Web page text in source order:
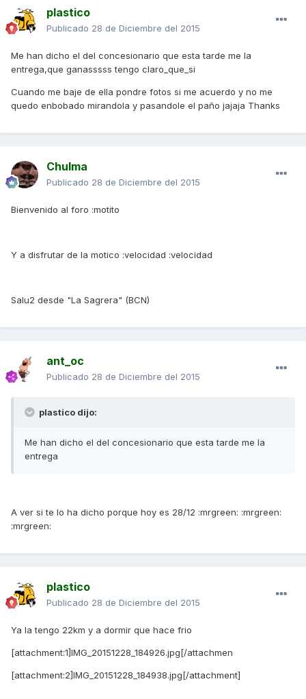
plastico
Publicado 28 de Diciembre del 2015
Me han dicho el del concesionario que esta tarde me la
entrega,que ganasssss tengo claro_que_si
Cuando me baje de ella pondre fotos si me acuerdo y no me
quedo enbobado mirandola y pasandole el paño jajaja Thanks
Chulma
Publicado 28 de Diciembre del 2015
Bienvenido al foro :motito
Y a disfrutar de la motico :velocidad :velocidad
Salu2 desde "La Sagrera" (BCN)
ant_oc
Publicado 28 de Diciembre del 2015
plastico dijo:
Me han dicho el del concesionario que esta tarde me la
entrega
A ver si te lo ha dicho porque hoy es 28/12 :mrgreen: :mrgreen:
:mrgreen:
plastico
Publicado 28 de Diciembre del 2015
Ya la tengo 22km y a dormir que hace frio
[attachment:1]IMG_20151228_184926.jpg[/attachmen
[attachment:2]IMG_20151228_184938.jpg[/attachment]